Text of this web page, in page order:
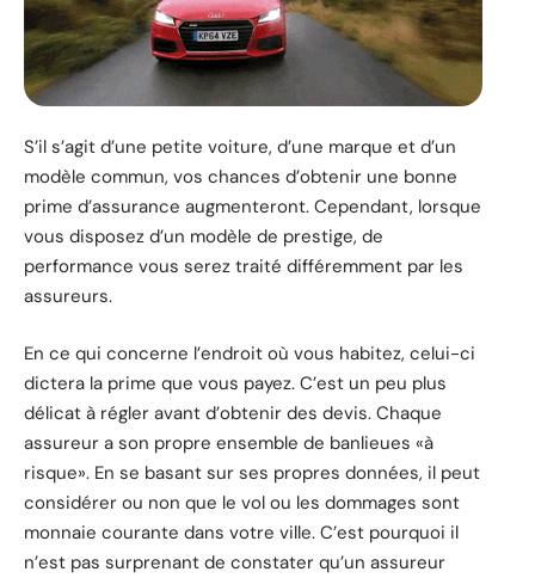
S’il s’agit d’une petite voiture, d’une marque et d’un
modèle commun, vos chances d’obtenir une bonne
prime d’assurance augmenteront. Cependant, lorsque
vous disposez d’un modèle de prestige, de
performance vous serez traité différemment par les
assureurs.
En ce qui concerne l’endroit où vous habitez, celui-ci
dictera la prime que vous payez. C’est un peu plus
délicat à régler avant d’obtenir des devis. Chaque
assureur a son propre ensemble de banlieues «à
risque». En se basant sur ses propres données, il peut
considérer ou non que le vol ou les dommages sont
monnaie courante dans votre ville. C’est pourquoi il
n’est pas surprenant de constater qu’un assureur